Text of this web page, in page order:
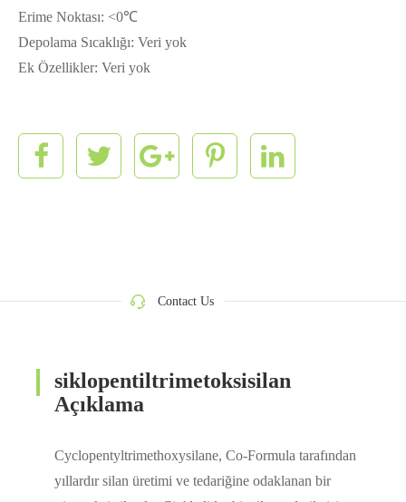
Erime Noktası: <0℃
Depolama Sıcaklığı: Veri yok
Ek Özellikler: Veri yok
Contact Us
siklopentiltrimetoksisilan
Açıklama
Cyclopentyltrimethoxysilane, Co-Formula tarafından
yıllardır silan üretimi ve tedariğine odaklanan bir